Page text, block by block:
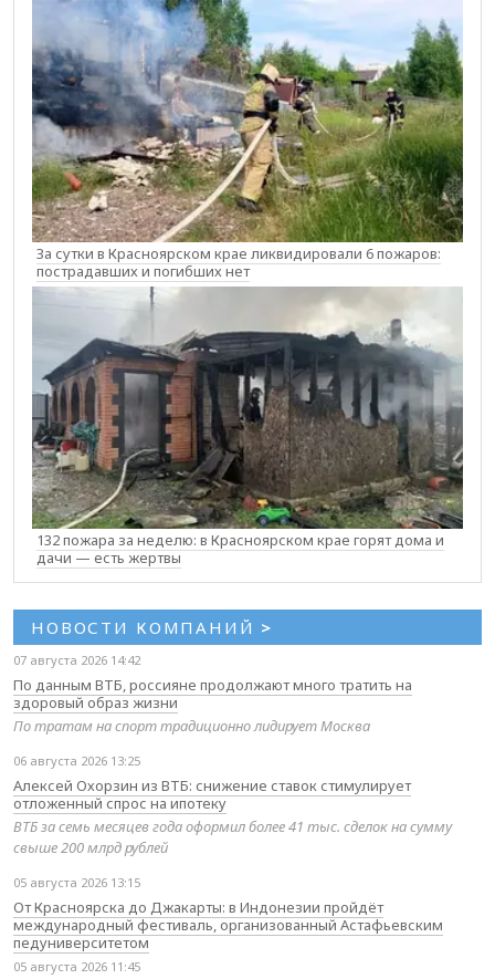
За сутки в Красноярском крае ликвидировали 6 пожаров:
пострадавших и погибших нет
132 пожара за неделю: в Красноярском крае горят дома и
дачи — есть жертвы
НОВОСТИ КОМПАНИЙ >
07 августа 2026 14:42
По данным ВТБ, россияне продолжают много тратить на
здоровый образ жизни
По тратам на спорт традиционно лидирует Москва
06 августа 2026 13:25
Алексей Охорзин из ВТБ: снижение ставок стимулирует
отложенный спрос на ипотеку
ВТБ за семь месяцев года оформил более 41 тыс. сделок на сумму
свыше 200 млрд рублей
05 августа 2026 13:15
От Красноярска до Джакарты: в Индонезии пройдёт
международный фестиваль, организованный Астафьевским
педуниверситетом
05 августа 2026 11:45